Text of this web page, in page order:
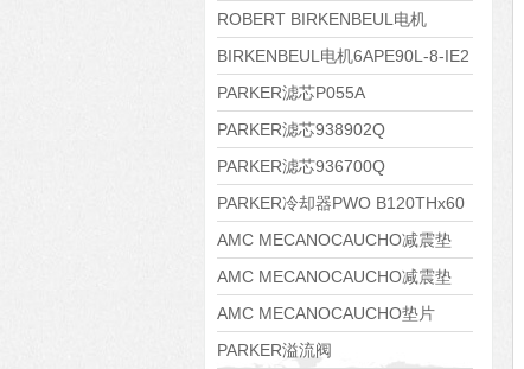
8APE90S-4 IE3
ROBERT BIRKENBEUL电机
8APE80M-2K-IE3
BIRKENBEUL电机6APE90L-8-IE2
PARKER滤芯P055A
PARKER滤芯938902Q
PARKER滤芯936700Q
PARKER冷却器PWO B120THx60
AMC MECANOCAUCHO减震垫
138552
AMC MECANOCAUCHO减震垫
138551
AMC MECANOCAUCHO垫片
608074
PARKER溢流阀